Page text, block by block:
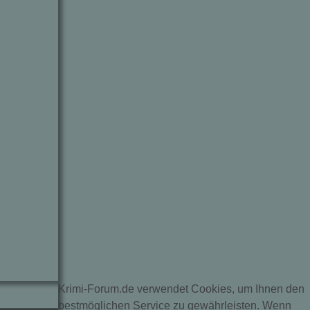
Krimi-Forum.de verwendet Cookies, um Ihnen den
bestmöglichen Service zu gewährleisten. Wenn